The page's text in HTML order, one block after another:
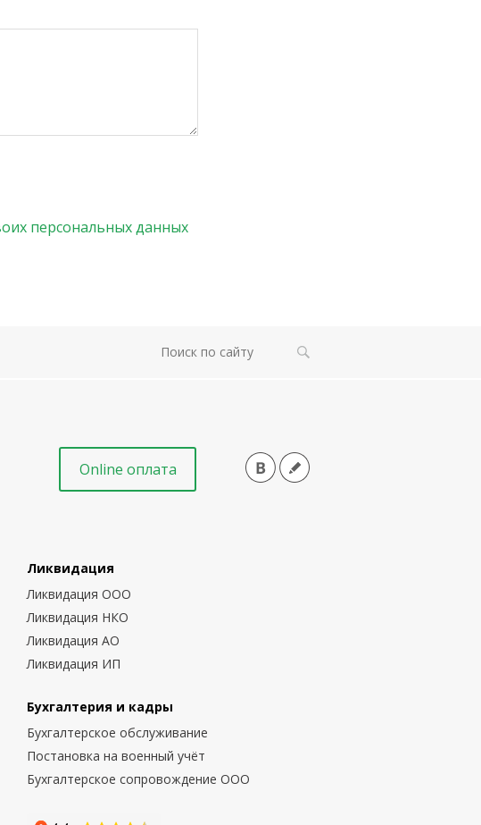
персональных данных
Online оплата
Ликвидация
Ликвидация ООО
Ликвидация НКО
Ликвидация АО
Ликвидация ИП
Бухгалтерия и кадры
Бухгалтерское обслуживание
Постановка на военный учёт
Бухгалтерское сопровождение ООО